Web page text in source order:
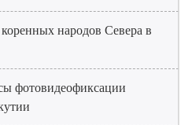
народов Севера в
фотовидеофиксации